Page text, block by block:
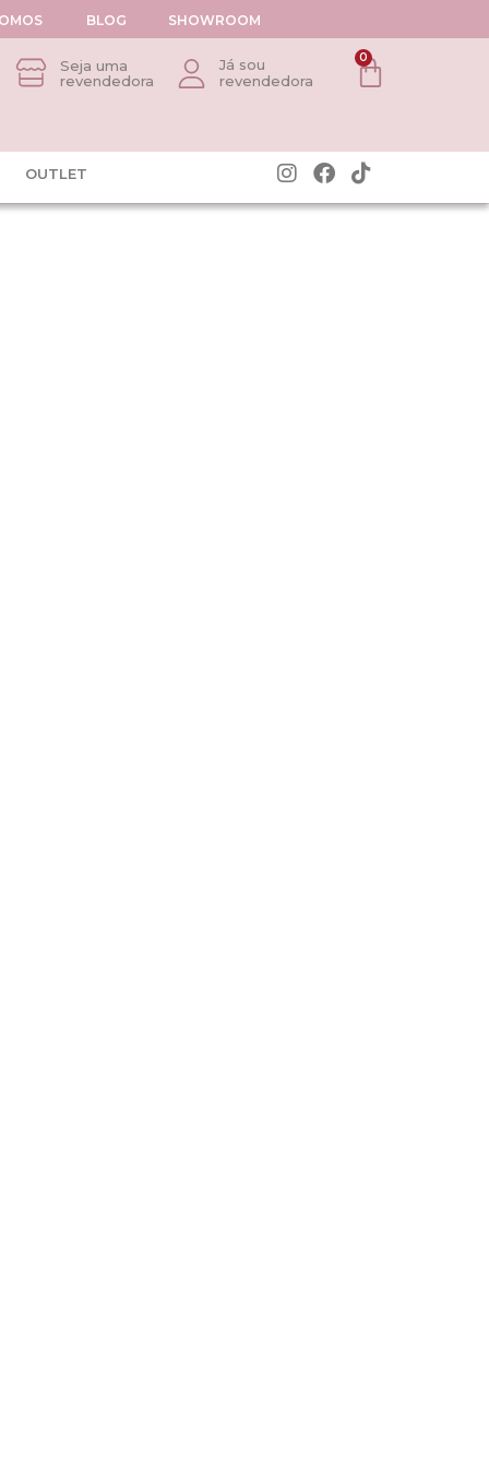
BLOG SHOWROOM
Seja uma
revendedora
Já sou
revendedora
0
OUTLET